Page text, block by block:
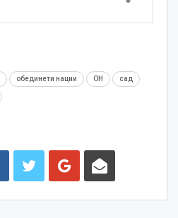
обединети нации ОН сад